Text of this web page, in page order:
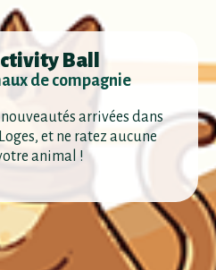
Ball
de compagnie
arrivées dans
et ne ratez aucune
animal !